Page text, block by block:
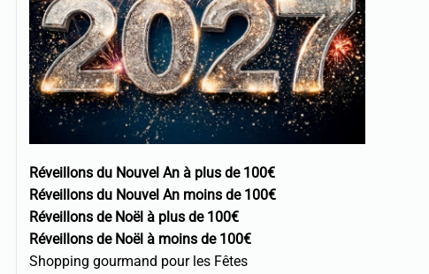
Réveillons du Nouvel An à plus de 100€
Réveillons du Nouvel An moins de 100€
Réveillons de Noël à plus de 100€
Réveillons de Noël à moins de 100€
Shopping gourmand pour les Fêtes